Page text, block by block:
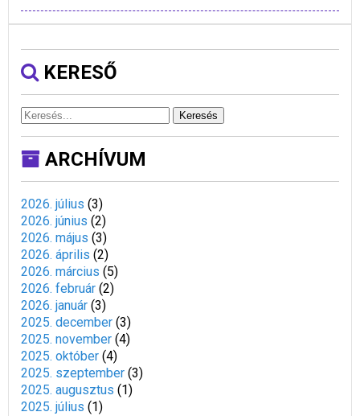
KERESŐ
Keresés
ARCHÍVUM
2026. július (3)
2026. június (2)
2026. május (3)
2026. április (2)
2026. március (5)
2026. február (2)
2026. január (3)
2025. december (3)
2025. november (4)
2025. október (4)
2025. szeptember (3)
2025. augusztus (1)
2025. július (1)